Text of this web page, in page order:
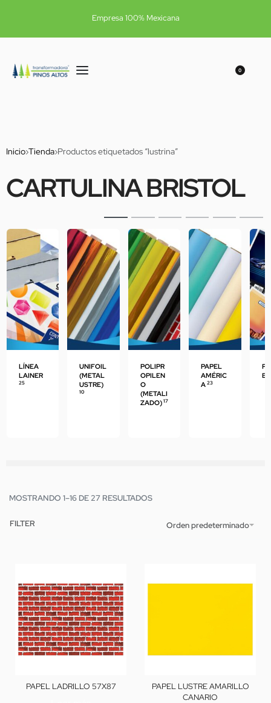
Empresa 100% Mexicana
0
Inicio›Tienda›Productos etiquetados “lustrina”
CARTULINA BRISTOL
LÍNEA
LAINER
25
UNIFOIL
(METAL
USTRE)
10
POLIPR
OPILEN
O
(METALI
ZADO)17
PAPEL
AMÉRIC
A23
MOSTRANDO 1–16 DE 27 RESULTADOS
Orden predeterminado
FILTER
PAPEL LADRILLO 57X87
PAPEL LUSTRE AMARILLO
CANARIO